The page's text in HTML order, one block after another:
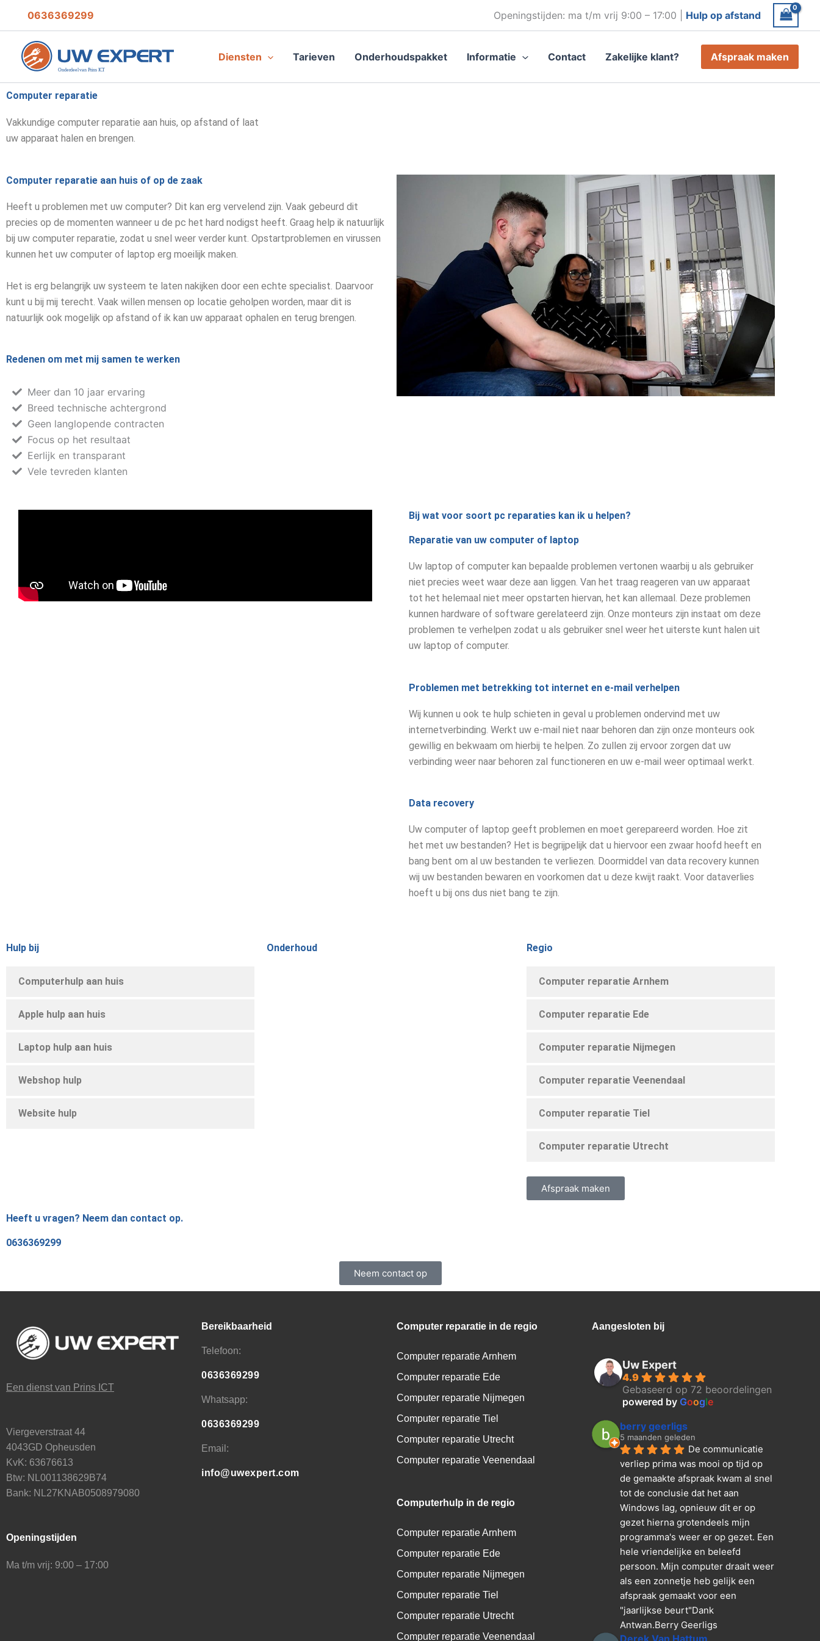
inhoud
0636369299 Openingstijden: ma t/m vrij 9:00 – 17:00 | Hulp op afstand
Diensten Tarieven Onderhoudspakket Informatie Contact Zakelijke klant? Afspraak maken
Computer reparatie
Vakkundige computer reparatie aan huis, op afstand of laat
uw apparaat halen en brengen.
Computer reparatie aan huis of op de zaak
Heeft u problemen met uw computer? Dit kan erg vervelend zijn. Vaak gebeurd dit
precies op de momenten wanneer u de pc het hard nodigst heeft. Graag help ik natuurlijk
bij uw computer reparatie, zodat u snel weer verder kunt. Opstartproblemen en virussen
kunnen het uw computer of laptop erg moeilijk maken.
Het is erg belangrijk uw systeem te laten nakijken door een echte specialist. Daarvoor
kunt u bij mij terecht. Vaak willen mensen op locatie geholpen worden, maar dit is
natuurlijk ook mogelijk op afstand of ik kan uw apparaat ophalen en terug brengen.
Redenen om met mij samen te werken
Meer dan 10 jaar ervaring
Breed technische achtergrond
Geen langlopende contracten
Focus op het resultaat
Eerlijk en transparant
Vele tevreden klanten
Bij wat voor soort pc reparaties kan ik u helpen?
Reparatie van uw computer of laptop
Uw laptop of computer kan bepaalde problemen vertonen waarbij u als gebruiker
niet precies weet waar deze aan liggen. Van het traag reageren van uw apparaat
tot het helemaal niet meer opstarten hiervan, het kan allemaal. Deze problemen
kunnen hardware of software gerelateerd zijn. Onze monteurs zijn instaat om deze
problemen te verhelpen zodat u als gebruiker snel weer het uiterste kunt halen uit
uw laptop of computer.
Problemen met betrekking tot internet en e-mail verhelpen
Wij kunnen u ook te hulp schieten in geval u problemen ondervind met uw
internetverbinding. Werkt uw e-mail niet naar behoren dan zijn onze monteurs ook
gewillig en bekwaam om hierbij te helpen. Zo zullen zij ervoor zorgen dat uw
verbinding weer naar behoren zal functioneren en uw e-mail weer optimaal werkt.
Data recovery
Uw computer of laptop geeft problemen en moet gerepareerd worden. Hoe zit
het met uw bestanden? Het is begrijpelijk dat u hiervoor een zwaar hoofd heeft en
bang bent om al uw bestanden te verliezen. Doormiddel van data recovery kunnen
wij uw bestanden bewaren en voorkomen dat u deze kwijt raakt. Voor dataverlies
hoeft u bij ons dus niet bang te zijn.
Hulp bij
Computerhulp aan huis
Apple hulp aan huis
Laptop hulp aan huis
Webshop hulp
Website hulp
Onderhoud Regio
Computer reparatie Arnhem
Computer reparatie Ede
Computer reparatie Nijmegen
Computer reparatie Veenendaal
Computer reparatie Tiel
Computer reparatie Utrecht
Afspraak maken
Heeft u vragen? Neem dan contact op.
0636369299
Neem contact op
Een dienst van Prins ICT
Viergeverstraat 44
4043GD Opheusden
KvK: 63676613
Btw: NL001138629B74
Bank: NL27KNAB0508979080
Openingstijden
Ma t/m vrij: 9:00 – 17:00
Bereikbaarheid
Telefoon:
0636369299
Whatsapp:
0636369299
Email:
info@uwexpert.com
Computer reparatie in de regio
Computer reparatie Arnhem
Computer reparatie Ede
Computer reparatie Nijmegen
Computer reparatie Tiel
Computer reparatie Utrecht
Computer reparatie Veenendaal
Computerhulp in de regio
Computer reparatie Arnhem
Computer reparatie Ede
Computer reparatie Nijmegen
Computer reparatie Tiel
Computer reparatie Utrecht
Computer reparatie Veenendaal
Aangesloten bij
Uw Expert
4.9
Gebaseerd op 72 beoordelingen
powered by Google
berry geerligs
5 maanden geleden
De communicatie
verliep prima was mooi op tijd op
de gemaakte afspraak kwam al snel
tot de conclusie dat het aan
Windows lag, opnieuw dit er op
gezet hierna grotendeels mijn
programma's weer er op gezet. Een
hele vriendelijke en beleefd
persoon. Mijn computer draait weer
als een zonnetje heb gelijk een
afspraak gemaakt voor een
"jaarlijkse beurt"Dank
Antwan.Berry Geerligs
Derek Van Hattum